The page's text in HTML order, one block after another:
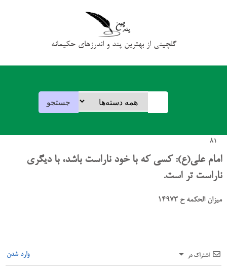
گلچینی از بهترین پند و اندرزهای حکیمانه
81
امام علی(ع): کسی که با خود ناراست باشد، با دیگری
ناراست تر است.
میزان الحکمه ح 14973
اشتراک در وارد شدن